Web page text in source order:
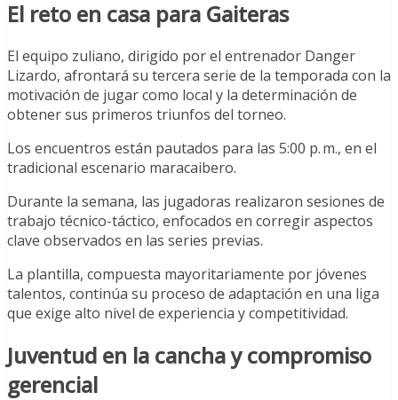
El reto en casa para Gaiteras
El equipo zuliano, dirigido por el entrenador Danger
Lizardo, afrontará su tercera serie de la temporada con la
motivación de jugar como local y la determinación de
obtener sus primeros triunfos del torneo.
Los encuentros están pautados para las 5:00 p. m., en el
tradicional escenario maracaibero.
Durante la semana, las jugadoras realizaron sesiones de
trabajo técnico-táctico, enfocados en corregir aspectos
clave observados en las series previas.
La plantilla, compuesta mayoritariamente por jóvenes
talentos, continúa su proceso de adaptación en una liga
que exige alto nivel de experiencia y competitividad.
Juventud en la cancha y compromiso
gerencial